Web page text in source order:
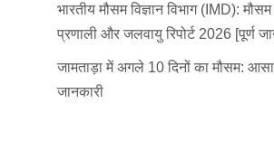
भारतीय मौसम विज्ञान विभाग (IMD): मौसम
प्रणाली और जलवायु रिपोर्ट 2026 [पूर्ण
जामताड़ा में अगले 10 दिनों का मौसम:
जानकारी